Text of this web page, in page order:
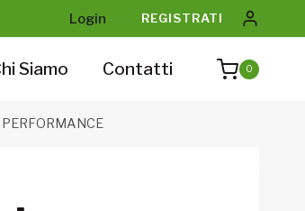
Login REGISTRATI
Siamo Contatti 0